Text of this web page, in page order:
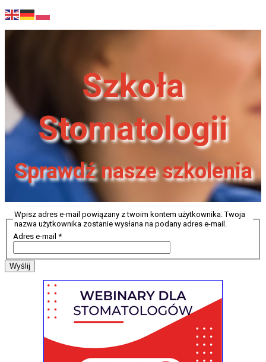
Szkoła
Stomatologii
Sprawdź nasze szkolenia
Wpisz adres e-mail powiązany z twoim kontem użytkownika. Twoja
nazwa użytkownika zostanie wysłana na podany adres e-mail.
Adres e-mail *
Wyślij